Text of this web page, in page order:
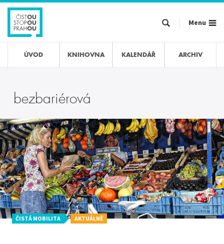
Přejít
hlavnímu
obsahu
Menu
ÚVOD KNIHOVNA KALENDÁŘ ARCHIV
bezbariérová
ČISTÁ MOBILITA AKTUÁLNĚ